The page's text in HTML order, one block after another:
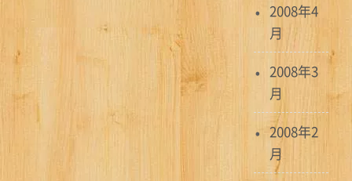
2008年4
月
2008年3
月
2008年2
月